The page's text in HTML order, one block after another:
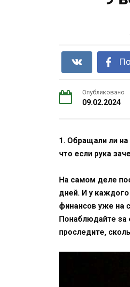
Опубликовано
09.02.2024
1. Обращали ли на
что если рука
На самом деле
дней. И у
финансов уже на
Понаблюдайте за
проследите,